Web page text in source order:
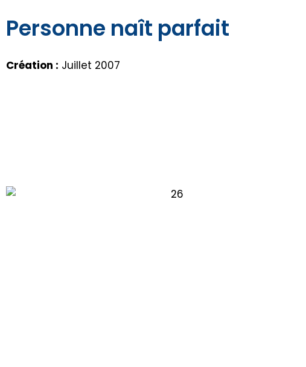
Personne naît parfait
Création : Juillet 2007